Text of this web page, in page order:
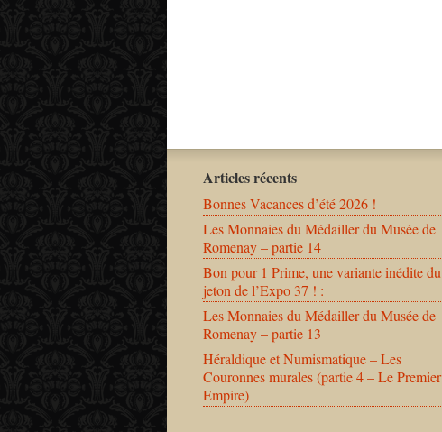
Articles récents
Bonnes Vacances d’été 2026 !
Les Monnaies du Médailler du Musée de
Romenay – partie 14
Bon pour 1 Prime, une variante inédite du
jeton de l’Expo 37 ! :
Les Monnaies du Médailler du Musée de
Romenay – partie 13
Héraldique et Numismatique – Les
Couronnes murales (partie 4 – Le Premier
Empire)